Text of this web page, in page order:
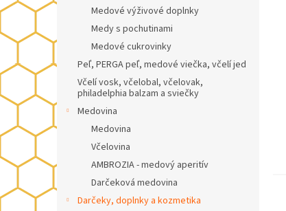
Medové výživové doplnky
Medy s pochutinami
Medové cukrovinky
Peľ, PERGA peľ, medové viečka, včelí jed
Včelí vosk, včelobal, včelovak,
philadelphia balzam a sviečky
Medovina
Medovina
Včelovina
AMBROZIA - medový aperitív
Darčeková medovina
Darčeky, doplnky a kozmetika